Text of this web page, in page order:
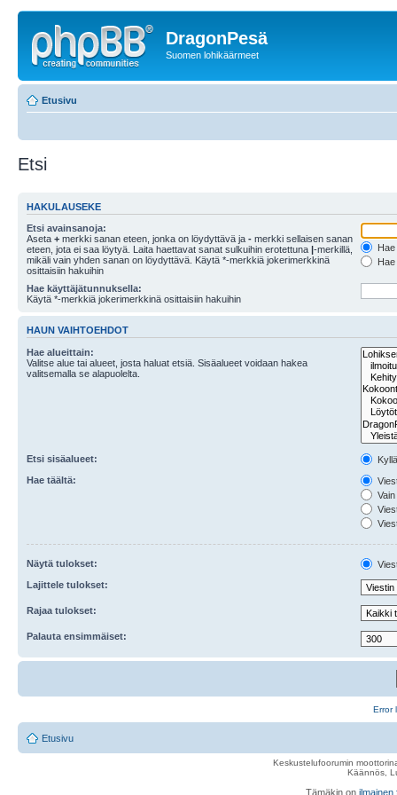
DragonPesä
Suomen lohikäärmeet
Etusivu
Etsi
HAKULAUSEKE
Etsi avainsanoja:
Aseta + merkki sanan eteen, jonka on löydyttävä ja - merkki sellaisen sanan
eteen, jota ei saa löytyä. Laita haettavat sanat sulkuihin erotettuna |-merkillä,
mikäli vain yhden sanan on löydyttävä. Käytä *-merkkiä jokerimerkkinä
osittaisiin hakuihin
Hae käyttäjätunnuksella:
Käytä *-merkkiä jokerimerkkinä osittaisiin hakuihin
HAUN VAIHTOEHDOT
Hae alueittain:
Valitse alue tai alueet, josta haluat etsiä. Sisäalueet voidaan hakea
valitsemalla se alapuolelta.
Etsi sisäalueet:
Hae täältä:
Näytä tulokset:
Lajittele tulokset:
Rajaa tulokset:
Palauta ensimmäiset:
Error
Etusivu
Keskustelufoorumin
Käännös,
Tämäkin on ilmainen